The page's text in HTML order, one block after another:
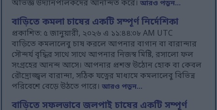
অভিজ্ঞ উদ্যানপালকদের আনন্দিত করে।আরও পড়ুন...
বাড়িতে কমলা চাষের একটি সম্পূর্ণ নির্দেশিকা
প্রকাশিত: ৫ জানুয়ারী, ২০২৬ এ ১১:৪৪:০৮ AM UTC
বাড়িতে কমলালেবু চাষ করলে আপনার বাগান বা বারান্দার
সৌন্দর্য বৃদ্ধির সাথে সাথে আপনার নিজস্ব মিষ্টি, রসালো ফল
সংগ্রহের আনন্দ আসে। আপনার প্রশস্ত উঠোন হোক বা কেবল
রৌদ্রোজ্জ্বল বারান্দা, সঠিক যত্নের মাধ্যমে কমলালেবু বিভিন্ন
পরিবেশে বেড়ে উঠতে পারে।আরও পড়ুন...
বাড়িতে সফলভাবে জলপাই চাষের একটি সম্পূর্ণ